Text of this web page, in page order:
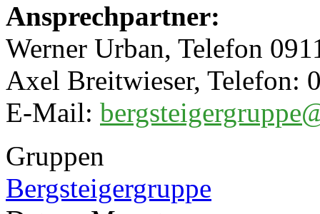
Ansprechpartner:
Werner Urban, Telefon
Axel Breitwieser, Telefon:
E-Mail:
Gruppen
Bergsteigergruppe